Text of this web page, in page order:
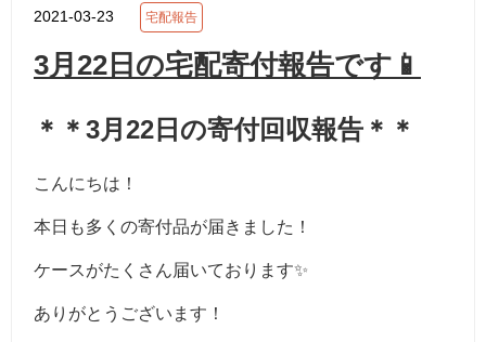
2021-03-23 宅配報告
3月22日の宅配寄付報告です📱
＊＊3月22日の寄付回収報告＊＊
こんにちは！
本日も多くの寄付品が届きました！
ケースがたくさん届いております✨
ありがとうございます！